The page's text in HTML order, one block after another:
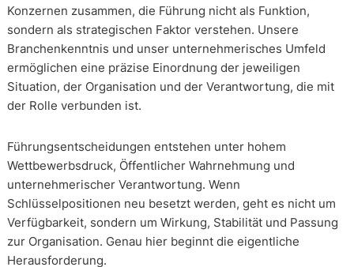
Konzernen zusammen, die Führung nicht als Funktion,
sondern als strategischen Faktor verstehen. Unsere
Branchenkenntnis und unser unternehmerisches Umfeld
ermöglichen eine präzise Einordnung der jeweiligen
Situation, der Organisation und der Verantwortung, die mit
der Rolle verbunden ist.
Führungsentscheidungen entstehen unter hohem
Wettbewerbsdruck, Öffentlicher Wahrnehmung und
unternehmerischer Verantwortung. Wenn
Schlüsselpositionen neu besetzt werden, geht es nicht um
Verfügbarkeit, sondern um Wirkung, Stabilität und Passung
zur Organisation. Genau hier beginnt die eigentliche
Herausforderung.